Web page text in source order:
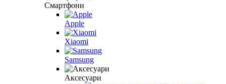
Смартфони
Apple
Xiaomi
Samsung
Аксесуари